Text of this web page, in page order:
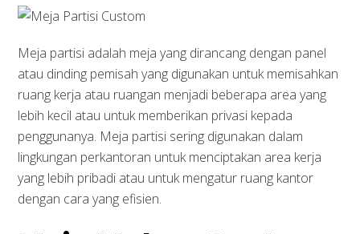
Meja partisi adalah meja yang dirancang dengan panel
atau dinding pemisah yang digunakan untuk memisahkan
ruang kerja atau ruangan menjadi beberapa area yang
lebih kecil atau untuk memberikan privasi kepada
penggunanya. Meja partisi sering digunakan dalam
lingkungan perkantoran untuk menciptakan area kerja
yang lebih pribadi atau untuk mengatur ruang kantor
dengan cara yang efisien.